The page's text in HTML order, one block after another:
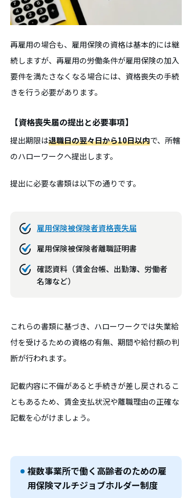
再雇用の場合も、雇用保険の資格は基本的には継
続しますが、再雇用の労働条件が雇用保険の加入
要件を満たさなくなる場合には、資格喪失の手続
きを行う必要があります。
【資格喪失届の提出と必要事項】
提出期限は退職日の翌々日から10日以内で、所轄
のハローワークへ提出します。
提出に必要な書類は以下の通りです。
雇用保険被保険者資格喪失届
雇用保険被保険者離職証明書
確認資料（賃金台帳、出勤簿、労働者
名簿など）
これらの書類に基づき、ハローワークでは失業給
付を受けるための資格の有無、期間や給付額の判
断が行われます。
記載内容に不備があると手続きが差し戻されるこ
ともあるため、賃金支払状況や離職理由の正確な
記載を心がけましょう。
複数事業所で働く高齢者のための雇
用保険マルチジョブホルダー制度